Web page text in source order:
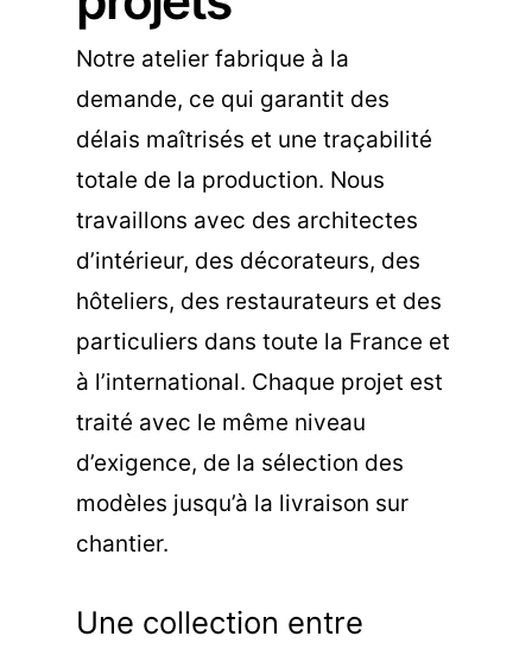
Notre atelier fabrique à la
demande, ce qui garantit des
délais maîtrisés et une traçabilité
totale de la production. Nous
travaillons avec des architectes
d’intérieur, des décorateurs, des
hôteliers, des restaurateurs et des
particuliers dans toute la France et
à l’international. Chaque projet est
traité avec le même niveau
d’exigence, de la sélection des
modèles jusqu’à la livraison sur
chantier.
Une collection entre